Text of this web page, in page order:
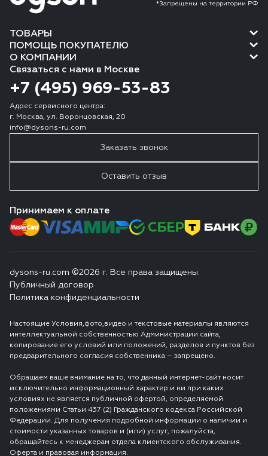
*Запрещены на территории РФ
ТОВАРЫ
ПОМОЩЬ ПОКУПАТЕЛЮ
О КОМПАНИИ
Связаться с нами в Москве
+7 (495) 969-53-83
Адрес сервисного центра:
г. Москва, ул. Воронцовская, 20
info@dysons-ru.com
Заказать звонок
Оставить отзыв
Принимаем к оплате
dysons-ru.com ©2026 г. Все права защищены.
Публичный договор
Политика конфиденциальности
Настоящие Условия,фото,видео и текстовые материалы являются
интеллектуальной собственностью Администрации сайта,
копирование его условий или положений, разделов и пунктов без
предварительного согласия собственника – запрещено.
Обращаем ваше внимание на то, что данный интернет-сайт носит
исключительно информационный характер и ни при каких
условиях не является публичной офертой, определяемой
положениями Статьи 437 (2) Гражданского кодекса Российской
Федерации. Для получения подробной информации о наличии и
стоимости указанных товаров и (или) услуг, пожалуйста,
обращайтесь к менеджерам отдела клиентского обслуживания.
Оферта и правовая информация.